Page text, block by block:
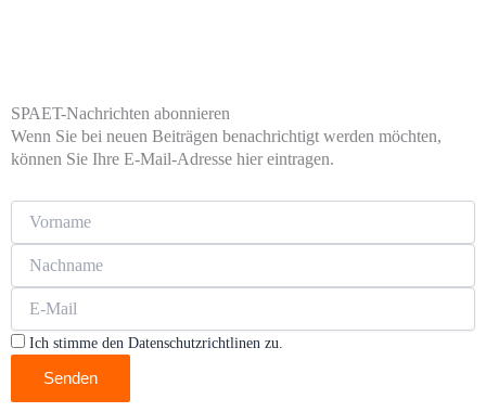
SPAET-Nachrichten abonnieren
Wenn Sie bei neuen Beiträgen benachrichtigt werden möchten,
können Sie Ihre E-Mail-Adresse hier eintragen.
Ich stimme den Datenschutzrichtlinen zu.
Senden